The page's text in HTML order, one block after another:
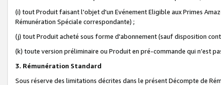
(i) tout Produit faisant l'objet d'un Evénement Eligible aux Primes
Rémunération Spéciale correspondante) ;
(j) tout Produit acheté sous forme d'abonnement (sauf disposition
(k) toute version préliminaire ou Produit en pré-commande qui n’est
3. Rémunération Standard
Sous réserve des limitations décrites dans le présent Décompte de